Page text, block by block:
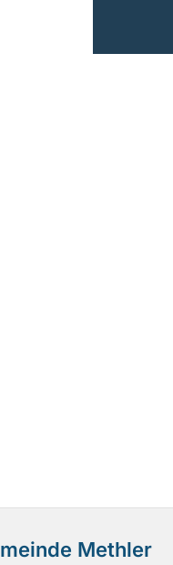
Methler